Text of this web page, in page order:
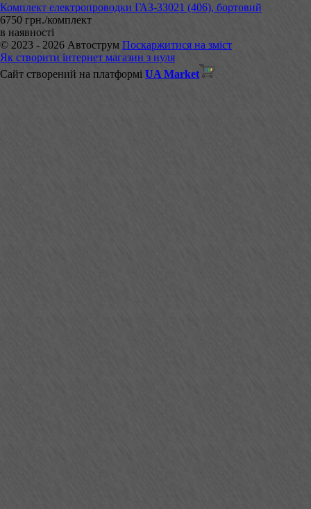
Комплект електропроводки ГАЗ-33021 (406), бортовий
6750 грн./комплект
в наявності
© 2023 - 2026 Автострум Поскаржитися на зміст
Як створити інтернет магазин з нуля
Сайт створений на платформі UA Market